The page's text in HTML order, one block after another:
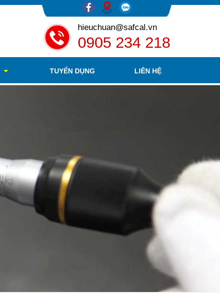
hieuchuan@safcal.vn
0905 234 218
TUYỂN DỤNG LIÊN HỆ